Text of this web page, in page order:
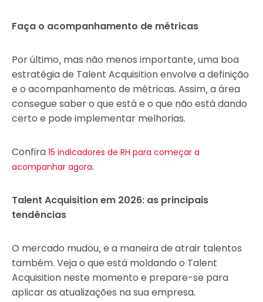
Faça o acompanhamento de métricas
Por último, mas não menos importante, uma boa
estratégia de Talent Acquisition envolve a definição
e o acompanhamento de métricas. Assim, a área
consegue saber o que está e o que não está dando
certo e pode implementar melhorias.
Confira 15 indicadores de RH para começar a
acompanhar agora.
Talent Acquisition em 2026: as principais
tendências
O mercado mudou, e a maneira de atrair talentos
também. Veja o que está moldando o Talent
Acquisition neste momento e prepare-se para
aplicar as atualizações na sua empresa.